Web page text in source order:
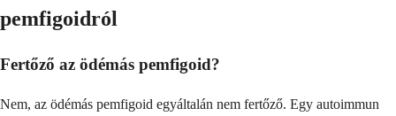
pemfigoidról
Fertőző az ödémás pemfigoid?
Nem, az ödémás pemfigoid egyáltalán nem fertőző. Egy autoimmun